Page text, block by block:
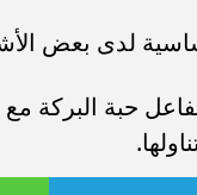
لدى بعض
حبة البركة